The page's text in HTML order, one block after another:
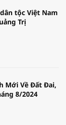
tộc Việt Nam
Trị
Mới Về Đất Đai,
8/2024